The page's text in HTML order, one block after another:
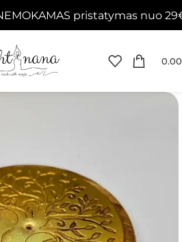
pristatymas nuo 29€
0.00